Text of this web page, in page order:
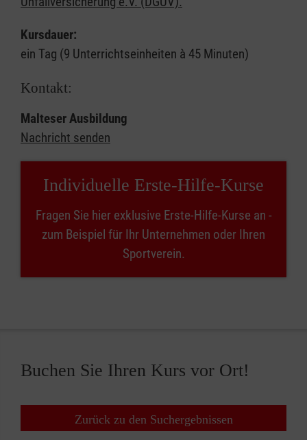
Kursdauer:
ein Tag (9 Unterrichtseinheiten à 45 Minuten)
Kontakt:
Malteser Ausbildung
Nachricht senden
Individuelle Erste-Hilfe-Kurse
Fragen Sie hier exklusive Erste-Hilfe-Kurse an -
zum Beispiel für Ihr Unternehmen oder Ihren
Sportverein.
Buchen Sie Ihren Kurs vor Ort!
Zurück zu den Suchergebnissen